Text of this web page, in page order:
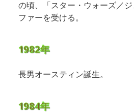
の頃、「スター・ウォーズ／
ファーを受ける。
1982年
長男オースティン誕生。
1984年